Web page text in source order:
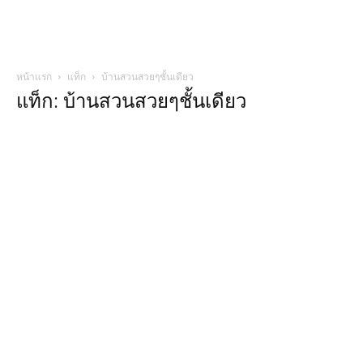
หน้าแรก แท็ก บ้านสวนสวยๆชั้นเดียว
แท็ก: บ้านสวนสวยๆชั้นเดียว